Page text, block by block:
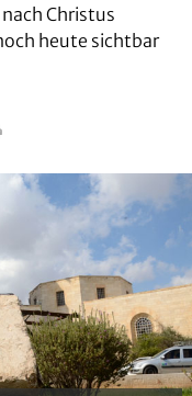
Christus
heute sichtbar